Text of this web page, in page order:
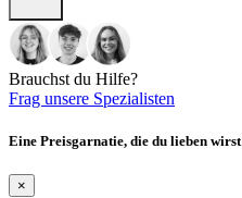
Brauchst du Hilfe?
Frag unsere Spezialisten
Eine Preisgarnatie, die du lieben wirst
×